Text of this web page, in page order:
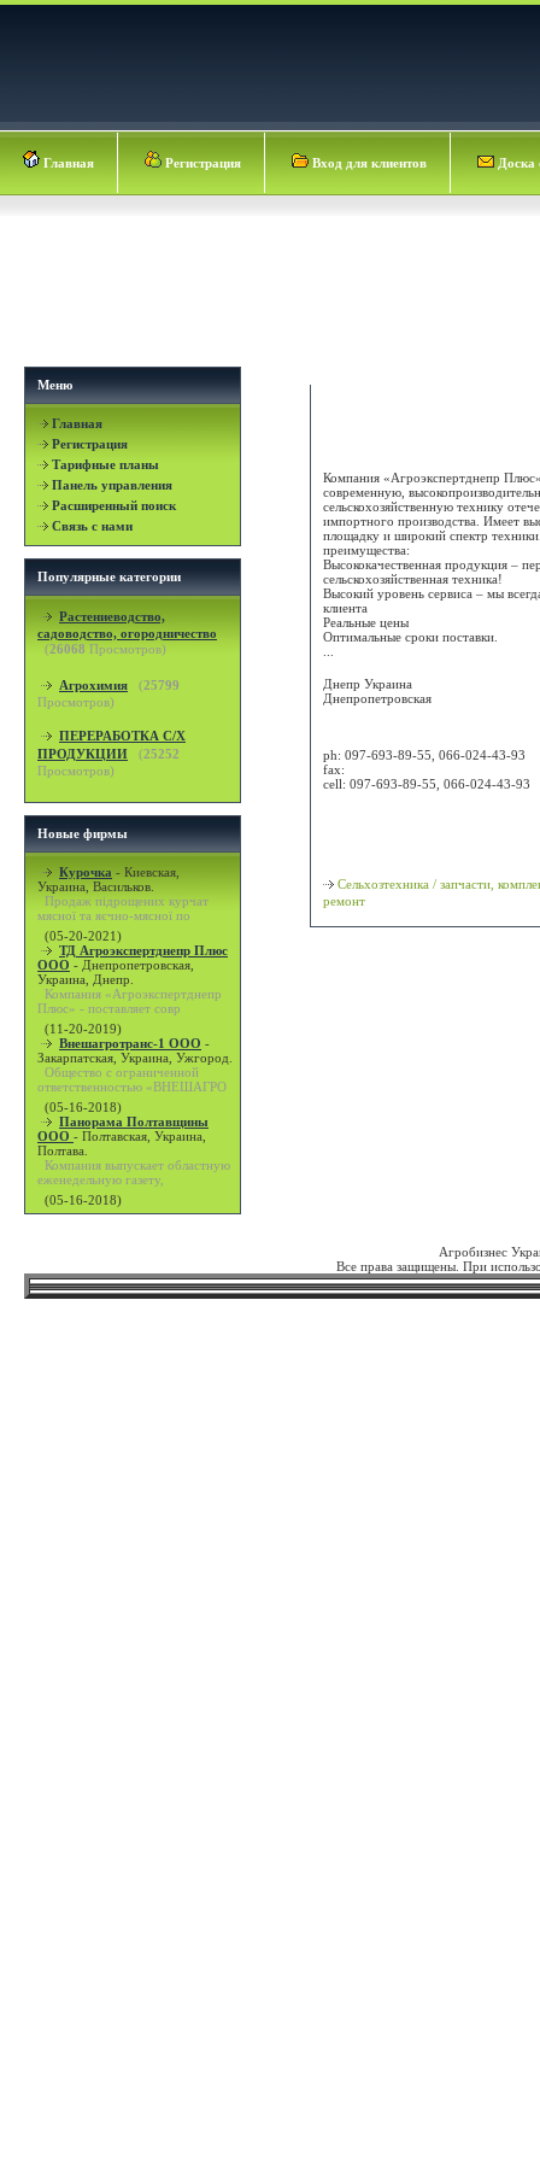
Главная Регистрация Вход для клиентов Доска
Меню
Главная
Регистрация
Тарифные планы
Панель управления
Расширенный поиск
Связь с нами
Популярные категории
Растениеводство,
садоводство, огородничество
(26068 Просмотров)
Агрохимия (25799
Просмотров)
ПЕРЕРАБОТКА С/Х
ПРОДУКЦИИ
(25252
Просмотров)
Новые фирмы
Курочка - Киевская,
Украина, Васильков.
Продаж підрощених курчат
мясної та яєчно-мясної по
(05-20-2021)
ТД Агроэкспертднепр Плюс
ООО - Днепропетровская,
Украина, Днепр.
Компания «Агроэкспертднепр
Плюс» - поставляет совр
(11-20-2019)
Внешагротранс-1 ООО -
Закарпатская, Украина, Ужгород.
Общество с ограниченной
ответственностью «ВНЕШАГРО
(05-16-2018)
Панорама Полтавщины
ООО - Полтавская, Украина,
Полтава.
Компания выпускает областную
еженедельную газету,
(05-16-2018)
Компания «Агроэкспертднепр
современную,
сельскохозяйственную технику
импортного производства. Имеет
площадку и широкий спектр
преимущества:
Высококачественная продукция –
сельскохозяйственная техника!
Высокий уровень сервиса – мы
клиента
Реальные цены
Оптимальные сроки поставки.
Днепр Украина
Днепропетровская
ph: 097-693-89-55, 066-024-43-93
fax:
cell: 097-693-89-55, 066-024-43-93
Сельхозтехника / запчасти,
ремонт
Агробизнес
Все права защищены. При